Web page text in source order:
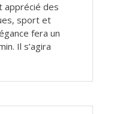
apprécié des
sport et
fera un
Il s’agira